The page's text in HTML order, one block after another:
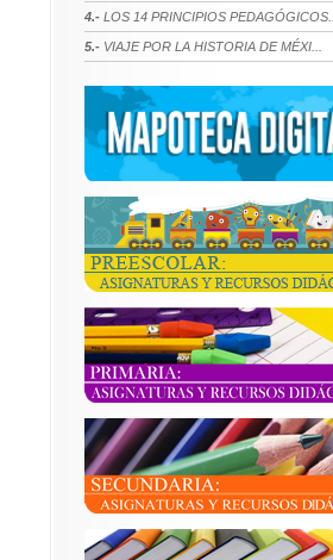
4.- LOS 14 PRINCIPIOS PEDAGÓGICOS...
5.- VIAJE POR LA HISTORIA DE MÉXI...